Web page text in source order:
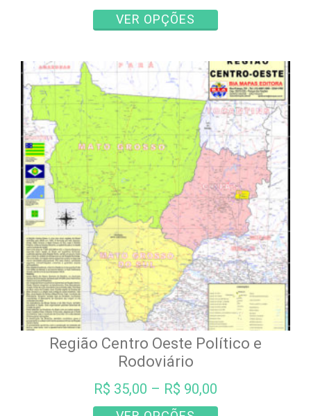
VER OPÇÕES
produto
várias
variantes.
As
opções
podem
ser
escolhidas
na
página
do
produto
Região Centro Oeste Político e
Rodoviário
R$ 35,00 – R$ 90,00